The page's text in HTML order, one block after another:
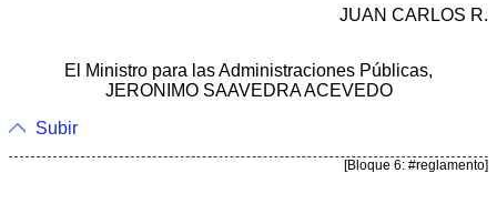
JUAN CARLOS R.
El Ministro para las Administraciones Públicas,
JERONIMO SAAVEDRA ACEVEDO
Subir
[Bloque 6: #reglamento]